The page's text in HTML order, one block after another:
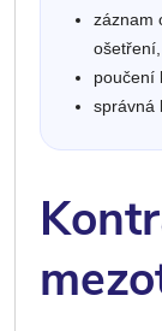
záznam
ošetření,
poučení
správná